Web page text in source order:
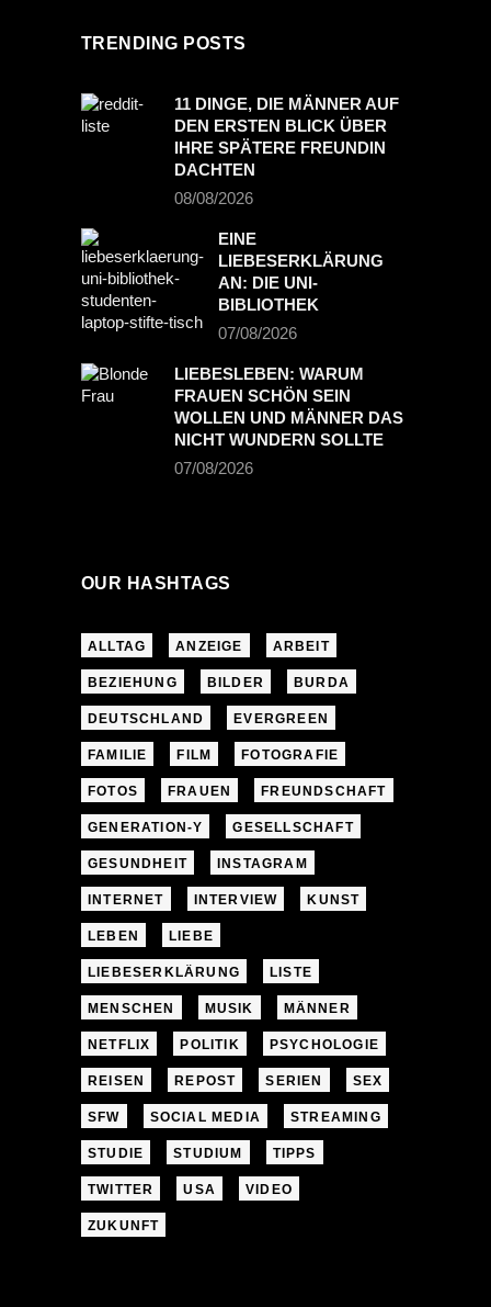
TRENDING POSTS
11 DINGE, DIE MÄNNER AUF
DEN ERSTEN BLICK ÜBER
IHRE SPÄTERE FREUNDIN
DACHTEN
08/08/2026
EINE
LIEBESERKLÄRUNG
AN: DIE UNI-
BIBLIOTHEK
07/08/2026
LIEBESLEBEN: WARUM
FRAUEN SCHÖN SEIN
WOLLEN UND MÄNNER DAS
NICHT WUNDERN SOLLTE
07/08/2026
OUR HASHTAGS
ALLTAG ANZEIGE ARBEIT
BEZIEHUNG BILDER BURDA
DEUTSCHLAND EVERGREEN
FAMILIE FILM FOTOGRAFIE
FOTOS FRAUEN FREUNDSCHAFT
GENERATION-Y GESELLSCHAFT
GESUNDHEIT INSTAGRAM
INTERNET INTERVIEW KUNST
LEBEN LIEBE
LIEBESERKLÄRUNG LISTE
MENSCHEN MUSIK MÄNNER
NETFLIX POLITIK PSYCHOLOGIE
REISEN REPOST SERIEN SEX
SFW SOCIAL MEDIA STREAMING
STUDIE STUDIUM TIPPS
TWITTER USA VIDEO
ZUKUNFT